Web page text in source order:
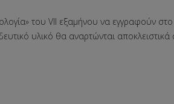
του VIΙ εξαμήνου να εγγραφούν
υλικό θα αναρτώνται αποκλειστικά